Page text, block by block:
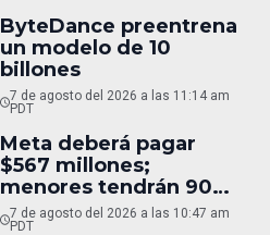
ByteDance preentrena
un modelo de 10
billones
7 de agosto del 2026 a las 11:14 am
PDT
Meta deberá pagar
$567 millones;
menores tendrán 90
horas
7 de agosto del 2026 a las 10:47 am
PDT